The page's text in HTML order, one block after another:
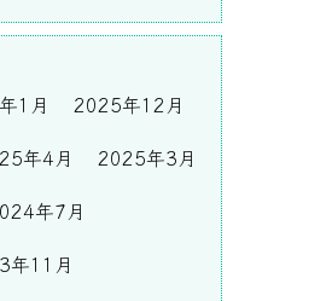
1月
2025年12月
年4月
2025年3月
年7月
年11月